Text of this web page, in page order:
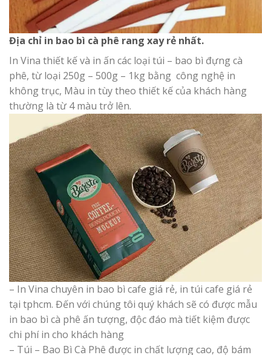
Địa chỉ in bao bì cà phê rang xay rẻ nhất.
In Vina thiết kế và in ấn các loại túi – bao bì đựng cà
phê, từ loại 250g – 500g – 1kg bằng công nghệ in
không trục, Màu in tùy theo thiết kế của khách hàng
thường là từ 4 màu trở lên.
– In Vina chuyên in bao bì cafe giá rẻ, in túi cafe giá rẻ
tại tphcm. Đến với chúng tôi quý khách sẽ có được mẫu
in bao bì cà phê ấn tượng, độc đáo mà tiết kiệm được
chi phí in cho khách hàng
– Túi – Bao Bì Cà Phê được in chất lượng cao, độ bám